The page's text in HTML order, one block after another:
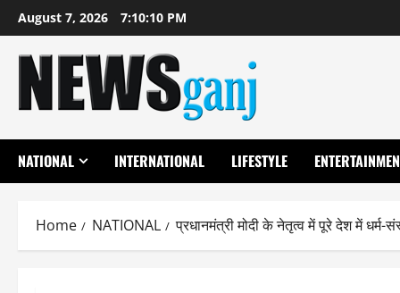
Skip
to
content
August 7, 2026 7:10:10 PM
NATIONAL INTERNATIONAL LIFESTYLE
Home NATIONAL प्रधानमंत्री मोदी के नेतृत्व में पूरे देश में धर्म-